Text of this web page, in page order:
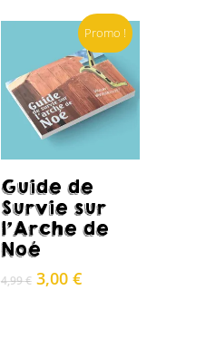
initial
était :
10,00 €.
actuel
est :
3,00 €.
Promo !
Acheter
Guide de
Survie sur
l’Arche de
Noé
4,99€ Le
3,00 €Le